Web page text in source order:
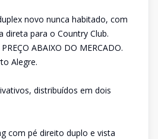
novo nunca habitado, com
direta para o Country Club.
ABAIXO DO MERCADO.
Alegre.
distribuídos em dois
com pé direito duplo e vista